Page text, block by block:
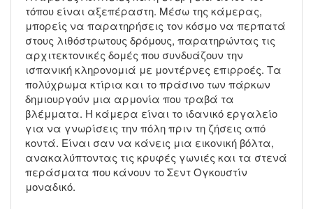
τόπου είναι αξεπέραστη. Μέσω της κάμερας,
μπορείς να παρατηρήσεις τον κόσμο να περπατά
στους λιθόστρωτους δρόμους, παρατηρώντας τις
αρχιτεκτονικές δομές που συνδυάζουν την
ισπανική κληρονομιά με μοντέρνες επιρροές. Τα
πολύχρωμα κτίρια και το πράσινο των πάρκων
δημιουργούν μια αρμονία που τραβά τα
βλέμματα. Η κάμερα είναι το ιδανικό εργαλείο
για να γνωρίσεις την πόλη πριν τη ζήσεις από
κοντά. Είναι σαν να κάνεις μια εικονική βόλτα,
ανακαλύπτοντας τις κρυφές γωνιές και τα στενά
περάσματα που κάνουν το Σεντ Ογκουστίν
μοναδικό.